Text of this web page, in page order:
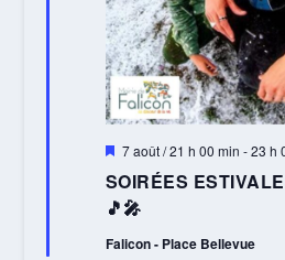
SOIRÉES
🎵🎤
Mis
avant
7 août / 21 h 00 min -23 h
Falicon - Place Bellevue